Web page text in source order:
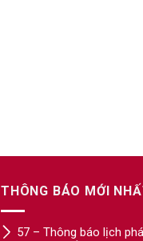
THÔNG BÁO MỚI
57 – Thông báo lịch